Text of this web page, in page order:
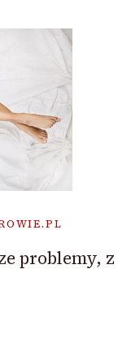
problemy, z